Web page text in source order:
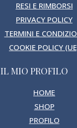
RESI E RIMBORSI
PRIVACY POLICY
TERMINI E
COOKIE POLICY
IL MIO PROFILO
HOME
SHOP
PROFILO